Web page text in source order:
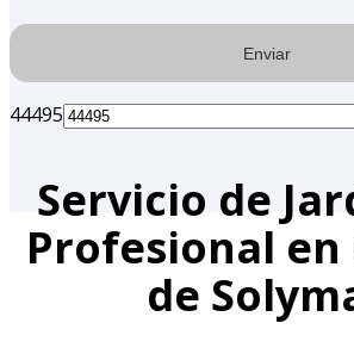
44495
Servicio de
Profesional en
de